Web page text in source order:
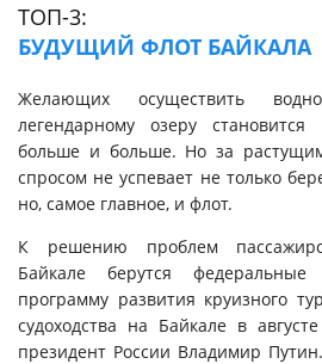
ТОП-3:
БУДУЩИЙ ФЛОТ БАЙКАЛА
Желающих осуществить
легендарному озеру
больше и больше. Но за
спросом не успевает не только
но, самое главное, и флот.
К решению проблем
Байкале берутся федеральные
программу развития круизного
судоходства на Байкале в
президент России Владимир